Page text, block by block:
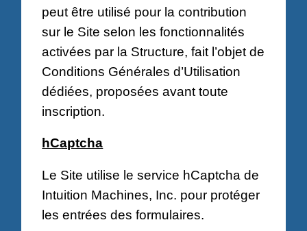
peut être utilisé pour la contribution
sur le Site selon les fonctionnalités
activées par la Structure, fait l’objet de
Conditions Générales d’Utilisation
dédiées, proposées avant toute
inscription.
hCaptcha
Le Site utilise le service hCaptcha de
Intuition Machines, Inc. pour protéger
les entrées des formulaires.